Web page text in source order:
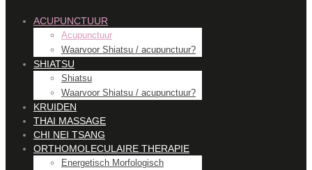
ACUPUNCTUUR
Acupunctuur
Waarvoor Shiatsu / acupunctuur?
SHIATSU
Shiatsu
Waarvoor Shiatsu / acupunctuur?
KRUIDEN
THAI MASSAGE
CHI NEI TSANG
ORTHOMOLECULAIRE THERAPIE
Energetisch Morfologisch